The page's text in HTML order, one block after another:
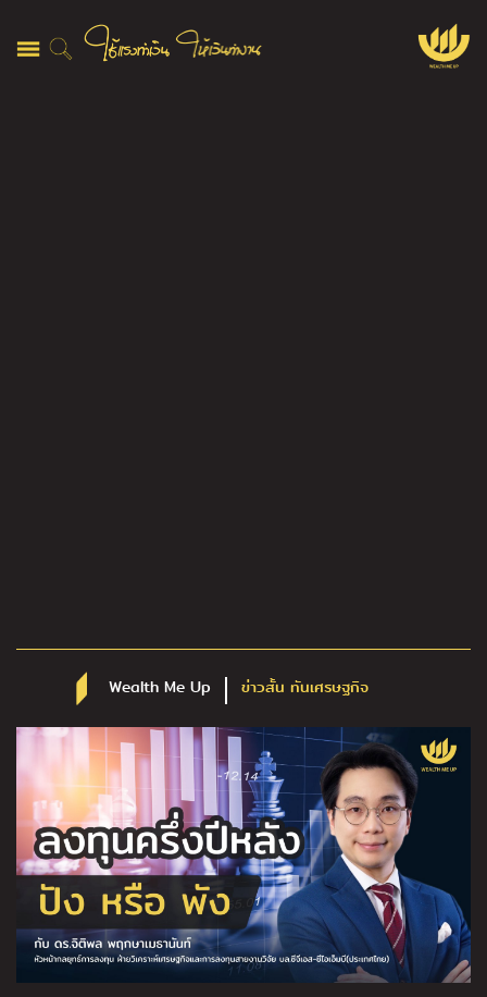
Wealth Me Up ข่าวสั้น ทันเศรษฐกิจ